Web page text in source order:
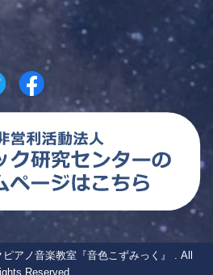
アノ音楽教室『音色こずみっく』 . All
Reserved.